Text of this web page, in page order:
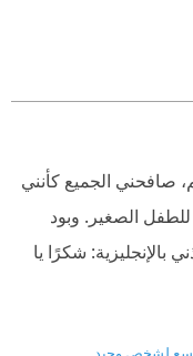
صافحني الجميع كأنني
الصغير. وبود
شكرًا يا